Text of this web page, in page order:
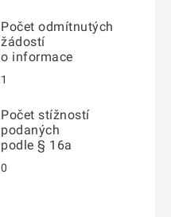
Počet odmítnutých
žádostí
o informace
1
Počet stížností
podaných
podle § 16a
0